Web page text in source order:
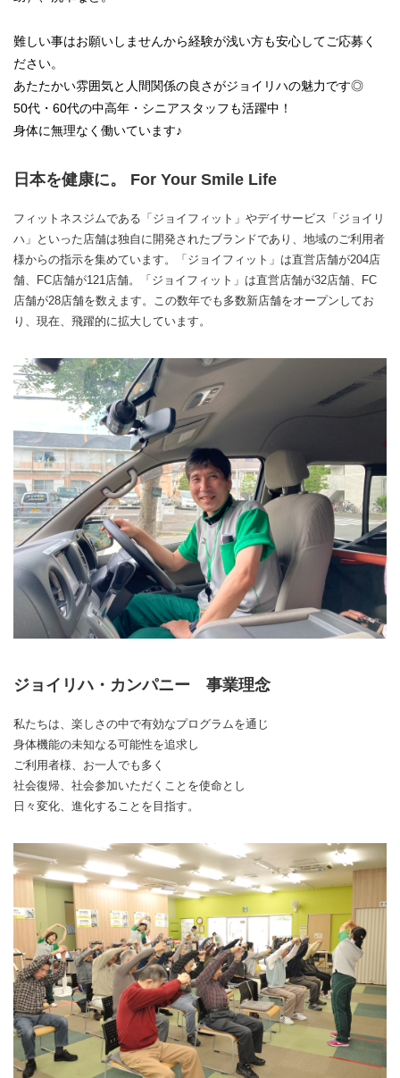
難しい事はお願いしませんから経験が浅い方も安心してご応募く
ださい。
あたたかい雰囲気と人間関係の良さがジョイリハの魅力です◎
50代・60代の中高年・シニアスタッフも活躍中！
身体に無理なく働いています♪
日本を健康に。 For Your Smile Life
フィットネスジムである「ジョイフィット」やデイサービス「ジョイリ
ハ」といった店舗は独自に開発されたブランドであり、地域のご利用者
様からの指示を集めています。「ジョイフィット」は直営店舗が204店
舗、FC店舗が121店舗。「ジョイフィット」は直営店舗が32店舗、FC
店舗が28店舗を数えます。この数年でも多数新店舗をオープンしてお
り、現在、飛躍的に拡大しています。
ジョイリハ・カンパニー 事業理念
私たちは、楽しさの中で有効なプログラムを通じ
身体機能の未知なる可能性を追求し
ご利用者様、お一人でも多く
社会復帰、社会参加いただくことを使命とし
日々変化、進化することを目指す。